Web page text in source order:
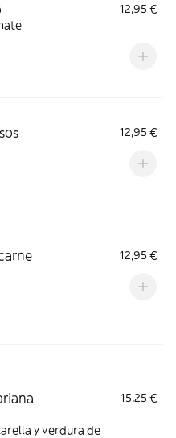
12,95 €
12,95 €
12,95 €
15,25 €
y verdura de